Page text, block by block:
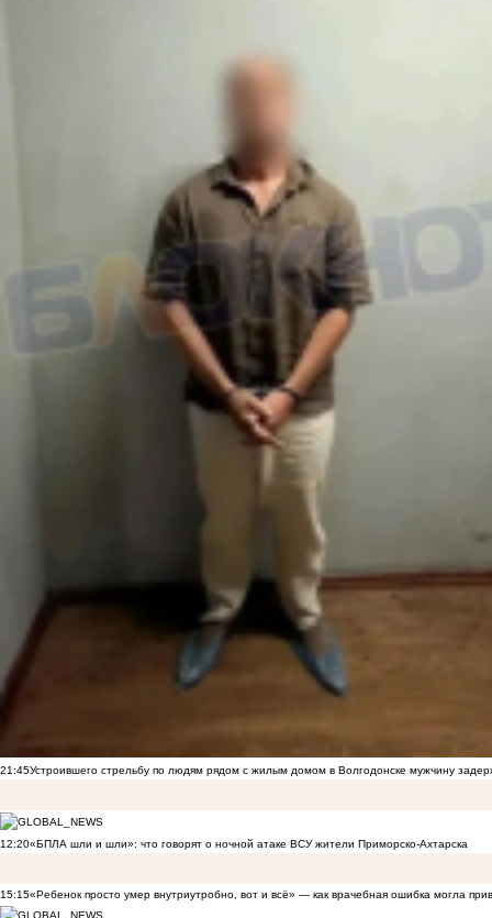
21:45Устроившего стрельбу по людям рядом с жилым домом в Волгодонске мужчину
12:20«БПЛА шли и шли»: что говорят о ночной атаке ВСУ жители Приморско-Ахтарска
15:15«Ребенок просто умер внутриутробно, вот и всё» — как врачебная ошибка могла